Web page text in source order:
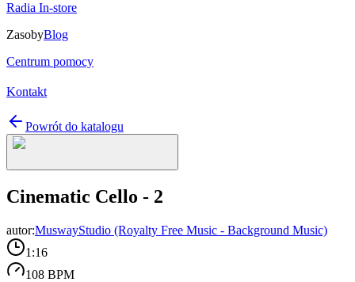
Radia In-store
ZasobyBlog
Centrum pomocy
Kontakt
Powrót do katalogu
Cinematic Cello - 2
autor:MuswayStudio (Royalty Free Music - Background Music)
1:16
108 BPM